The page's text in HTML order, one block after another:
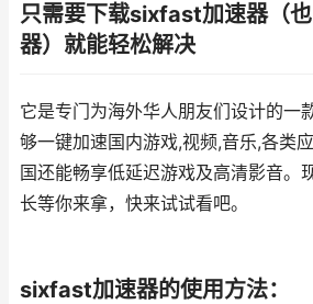
只需要下载sixfast加速器（
器）就能轻松解决
它是专门为海外华人朋友们设计的一
够一键加速国内游戏,视频,音乐,各类
国还能畅享低延迟游戏及高清影音。
长等你来拿，快来试试看吧。
sixfast加速器的使用方法：